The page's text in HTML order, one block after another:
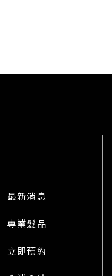
最新消息
專業髮品
立即預約